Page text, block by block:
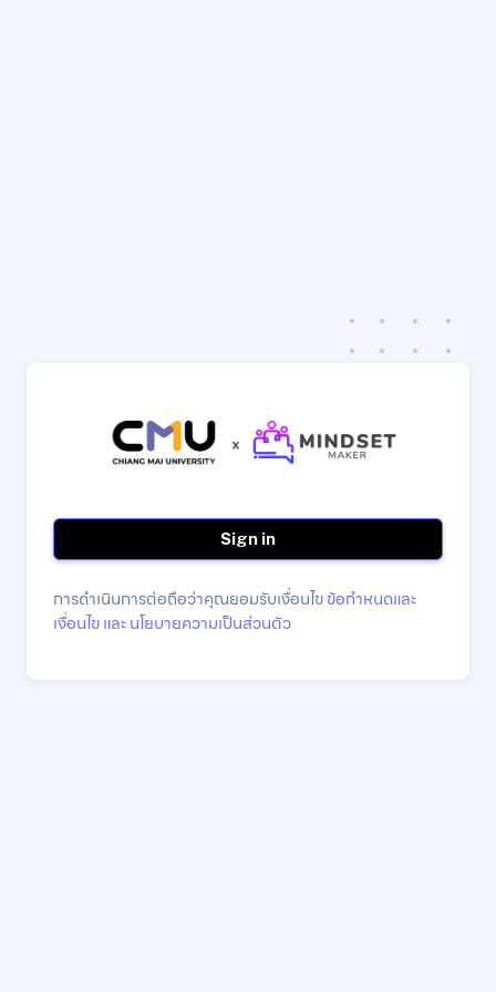
Sign in
การดำเนินการต่อถือว่าคุณยอมรับเงื่อนไขข้อกำหนดและ
เงื่อนไข และ นโยบายความเป็นส่วนตัว